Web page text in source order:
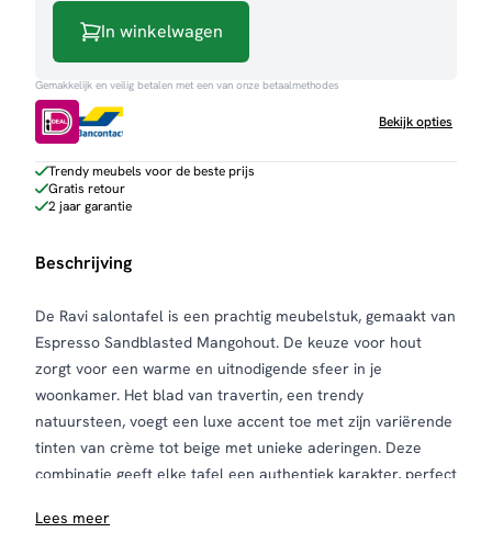
In winkelwagen
Gemakkelijk en veilig betalen met een van onze betaalmethodes
Bekijk opties
Trendy meubels voor de beste prijs
Gratis retour
2 jaar garantie
Beschrijving
De Ravi salontafel is een prachtig meubelstuk, gemaakt van
Espresso Sandblasted Mangohout. De keuze voor hout
zorgt voor een warme en uitnodigende sfeer in je
woonkamer. Het blad van travertin, een trendy
natuursteen, voegt een luxe accent toe met zijn variërende
tinten van crème tot beige met unieke aderingen. Deze
combinatie geeft elke tafel een authentiek karakter, perfect
De Ravi-collectie bestaat uit twee afzonderlijke salontafels
Lees meer